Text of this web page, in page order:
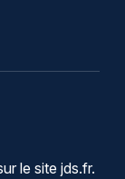
le site jds.fr.